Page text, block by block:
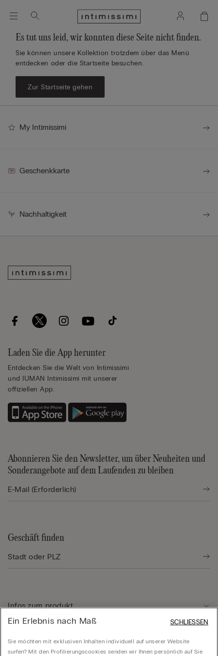
Es tut uns leid, wir konnten diese Seite nicht finden.
Sie können unsere Kollektion trotzdem über das Menü
entdecken oder die Startseite besuchen.
Zur Startseite gehen
My Intimissimi
Geschenkkarte
Nachhaltigkeit
Laden Sie die App herunter
Entdecken Sie die Welt von Intimissimi
und IUMAN Intimissimi mit unserer
offiziellen App.
Abonnieren Sie den Newsletter, um über Neuheiten und
Sonderangebote auf dem Laufenden zu bleiben
Geschäft finden
Infos zum produkt
Ein Erlebnis nach Maß
Sie möchten mit exklusiven Inhalten individuell auf unserer Website
surfen? Mit den Profilierungscookies senden wir Ihnen persönlich auf Sie
SCHLIESSEN